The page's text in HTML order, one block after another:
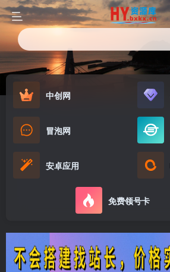
中创网
冒泡网
安卓应用
免费领号卡